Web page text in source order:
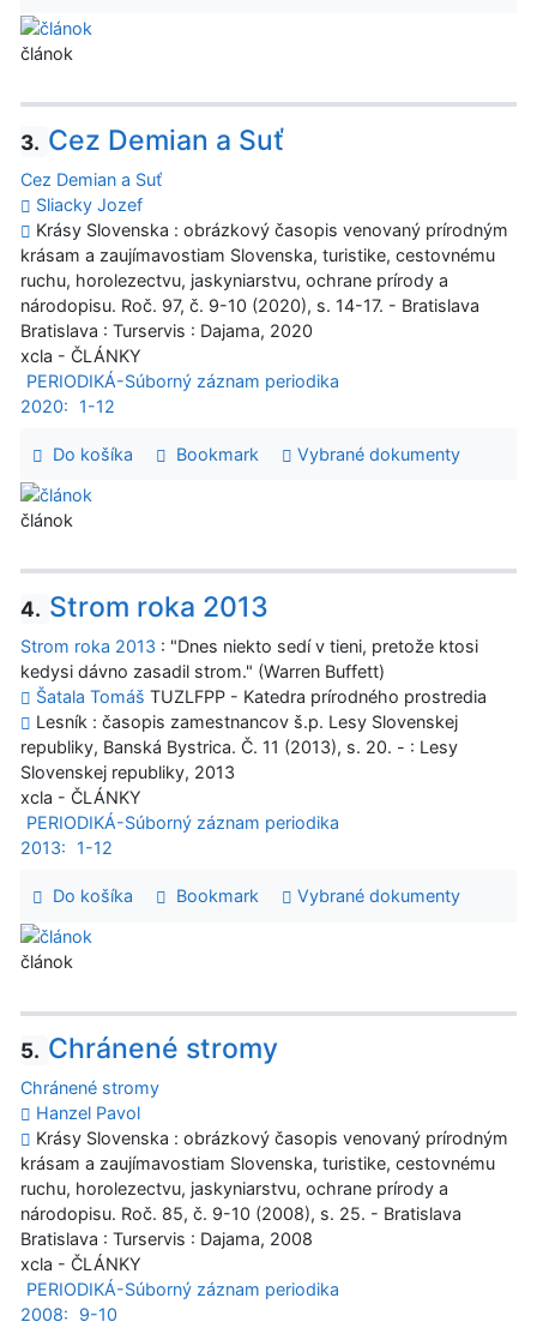
článok
3. Cez Demian a Suť
Cez Demian a Suť
Sliacky Jozef
Krásy Slovenska : obrázkový časopis venovaný prírodným
krásam a zaujímavostiam Slovenska, turistike, cestovnému
ruchu, horolezectvu, jaskyniarstvu, ochrane prírody a
národopisu. Roč. 97, č. 9-10 (2020), s. 14-17. - Bratislava
Bratislava : Turservis : Dajama, 2020
xcla - ČLÁNKY
PERIODIKÁ-Súborný záznam periodika
2020:
1-12
Do košíka Bookmark Vybrané dokumenty
článok
4. Strom roka 2013
Strom roka 2013 : "Dnes niekto sedí v tieni, pretože ktosi
kedysi dávno zasadil strom." (Warren Buffett)
Šatala Tomáš TUZLFPP - Katedra prírodného prostredia
Lesník : časopis zamestnancov š.p. Lesy Slovenskej
republiky, Banská Bystrica. Č. 11 (2013), s. 20. - : Lesy
Slovenskej republiky, 2013
xcla - ČLÁNKY
PERIODIKÁ-Súborný záznam periodika
2013:
1-12
Do košíka Bookmark Vybrané dokumenty
článok
5. Chránené stromy
Chránené stromy
Hanzel Pavol
Krásy Slovenska : obrázkový časopis venovaný prírodným
krásam a zaujímavostiam Slovenska, turistike, cestovnému
ruchu, horolezectvu, jaskyniarstvu, ochrane prírody a
národopisu. Roč. 85, č. 9-10 (2008), s. 25. - Bratislava
Bratislava : Turservis : Dajama, 2008
xcla - ČLÁNKY
PERIODIKÁ-Súborný záznam periodika
2008:
9-10